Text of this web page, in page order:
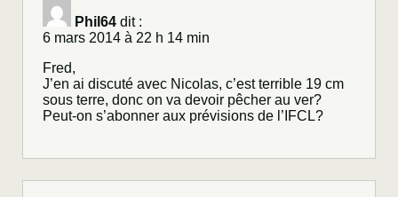
Phil64 dit :
6 mars 2014 à 22 h 14 min
Fred,
J’en ai discuté avec Nicolas, c’est terrible 19 cm
sous terre, donc on va devoir pêcher au ver?
Peut-on s’abonner aux prévisions de l’IFCL?